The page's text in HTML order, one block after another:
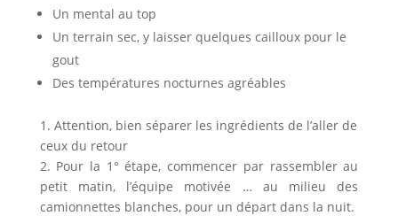
Un mental au top
Un terrain sec, y laisser quelques cailloux pour le
gout
Des températures nocturnes agréables
1. Attention, bien séparer les ingrédients de l’aller de
ceux du retour
2. Pour la 1° étape, commencer par rassembler au
petit matin, l’équipe motivée … au milieu des
camionnettes blanches, pour un départ dans la nuit.